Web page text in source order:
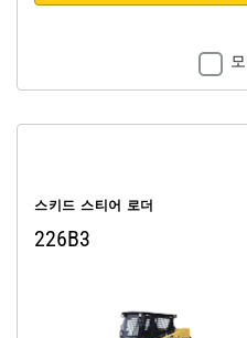
스키드 스티어 로더
226B3